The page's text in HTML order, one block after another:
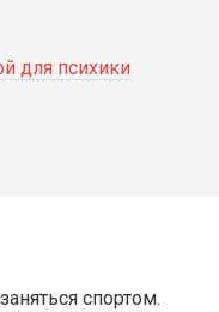
для психики
спортом.